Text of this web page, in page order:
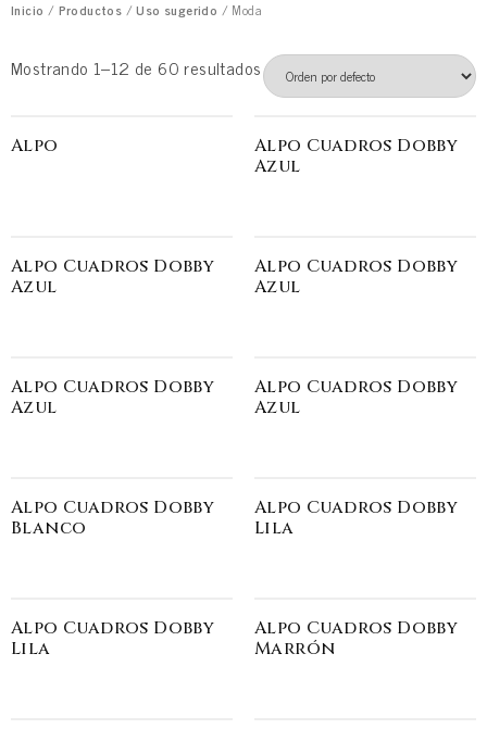
Inicio / Productos /Uso sugerido / Moda
Mostrando 1–12 de 60 resultados
Alpo
Alpo Cuadros Dobby
Azul
Alpo Cuadros Dobby
Azul
Alpo Cuadros Dobby
Azul
Alpo Cuadros Dobby
Azul
Alpo Cuadros Dobby
Azul
Alpo Cuadros Dobby
Blanco
Alpo Cuadros Dobby
Lila
Alpo Cuadros Dobby
Lila
Alpo Cuadros Dobby
Marrón